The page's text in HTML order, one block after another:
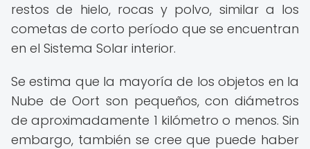
restos de hielo, rocas y polvo, similar a los
cometas de corto período que se encuentran
en el Sistema Solar interior.
Se estima que la mayoría de los objetos en la
Nube de Oort son pequeños, con diámetros
de aproximadamente 1 kilómetro o menos. Sin
embargo, también se cree que puede haber